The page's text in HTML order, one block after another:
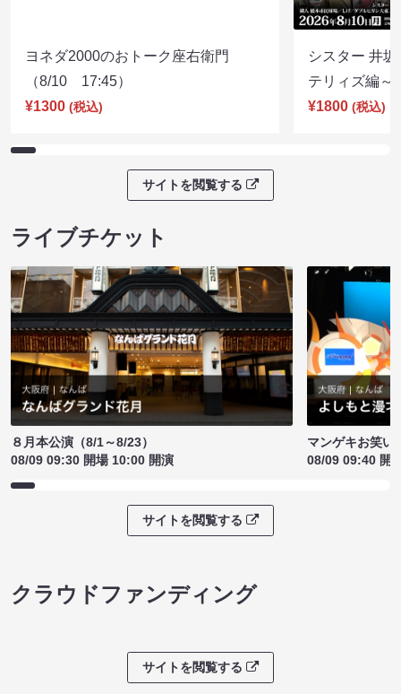
ヨネダ2000のおトーク座右衛門
（8/10 17:45）
¥1300 (税込)
シスター 井
テリィズ編
¥1800 (税込)
サイトを閲覧する
ライブチケット
８月本公演（8/1～8/23）
08/09 09:30 開場 10:00 開演
マンゲキお笑い
08/09 09:40 開
サイトを閲覧する
クラウドファンディング
サイトを閲覧する